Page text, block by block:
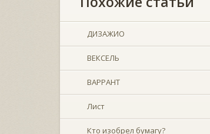
ДИЗАЖИО
ВЕКСЕЛЬ
ВАРРАНТ
Лист
Кто изобрел бумагу?